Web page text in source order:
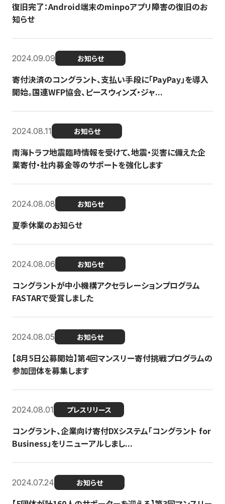
復旧完了：Android端末のminpoアプリ障害の復旧のお
知らせ
2024.09.09 お知らせ
寄付決済のコングラント、支払い手段に「PayPay」を導入
開始。国連WFP協会、ピースウィンズ・ジャ...
2024.08.11 お知らせ
南海トラフ地震臨時情報を受けて、地震・災害に備えた企
業寄付・社内募金等のサポートを強化します
2024.08.08 お知らせ
夏季休業のお知らせ
2024.08.06 お知らせ
コングラントが中小機構アクセラレーションプログラム
FASTARで受賞しました
2024.08.05 お知らせ
【8月5日公募開始】第4回マンスリー寄付挑戦プログラムの
参加団体を募集します
2024.08.01 プレスリリース
コングラント、企業向け寄付DXシステム「コングラント for
Business」をリニューアルしまし...
2024.07.24 お知らせ